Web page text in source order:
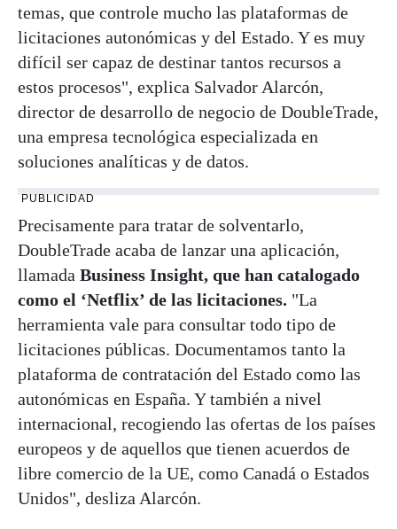
temas, que controle mucho las plataformas de
licitaciones autonómicas y del Estado. Y es muy
difícil ser capaz de destinar tantos recursos a
estos procesos", explica Salvador Alarcón,
director de desarrollo de negocio de DoubleTrade,
una empresa tecnológica especializada en
soluciones analíticas y de datos.
PUBLICIDAD
Precisamente para tratar de solventarlo,
DoubleTrade acaba de lanzar una aplicación,
llamada Business Insight, que han catalogado
como el ‘Netflix’ de las licitaciones. "La
herramienta vale para consultar todo tipo de
licitaciones públicas. Documentamos tanto la
plataforma de contratación del Estado como las
autonómicas en España. Y también a nivel
internacional, recogiendo las ofertas de los países
europeos y de aquellos que tienen acuerdos de
libre comercio de la UE, como Canadá o Estados
Unidos", desliza Alarcón.